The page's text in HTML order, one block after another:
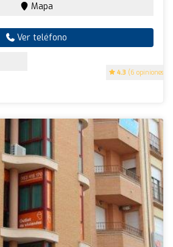
4.3 (6 opiniones)
Mapa
Ver teléfono